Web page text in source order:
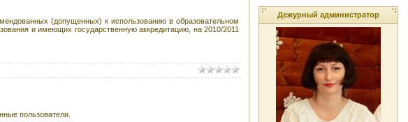
(допущенных) к использованию в образовательном
и имеющих государственную аккредитацию, на 2010/2011
пользователи.
Дежурный администратор